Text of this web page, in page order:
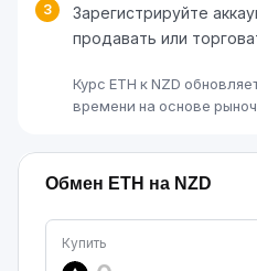
3
Зарегистрируйте
продавать или
Курс ETH к NZD
времени на основе
Обмен ETH на NZD
Купить